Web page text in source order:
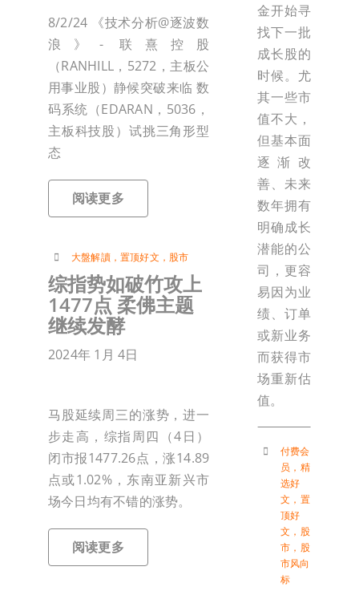
8/2/24 《技术分析@逐波数
浪》- 联熹控股
（RANHILL，5272，主板公
用事业股）静候突破来临 数
码系统（EDARAN，5036，
主板科技股）试挑三角形型
态
阅读更多
大盤解讀， 置顶好文 ， 股市
综指势如破竹攻上
1477点 柔佛主题
继续发酵
2024年 1月 4日
马股延续周三的涨势，进一
步走高，综指周四（4日）
闭市报1477.26点，涨14.89
点或1.02%，东南亚新兴市
场今日均有不错的涨势。
阅读更多
金开始寻
找下一批
成长股的
时候。尤
其一些市
值不大，
但基本面
逐渐改
善、未来
数年拥有
明确成长
潜能的公
司，更容
易因为业
绩、订单
或新业务
而获得市
场重新估
值。
付费会
员 ， 精
选好
文 ， 置
顶好
文 ， 股
市 ， 股
市风向
标